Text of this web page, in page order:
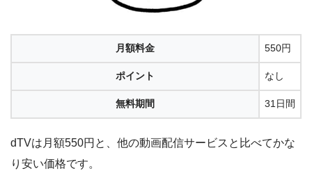
月額料金 550円
ポイント なし
無料期間 31日間
dTVは月額550円と、他の動画配信サービスと比べてかな
り安い価格です。